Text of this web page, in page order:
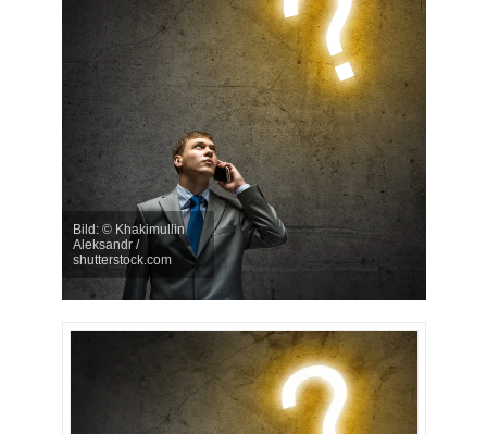
Bild: © Khakimullin
Aleksandr /
shutterstock.com